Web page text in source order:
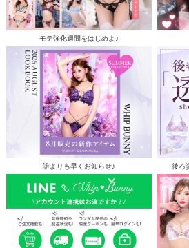
モテ強化週間をはじめよ♪
誰よりも早くお知らせ♪ 後ろ